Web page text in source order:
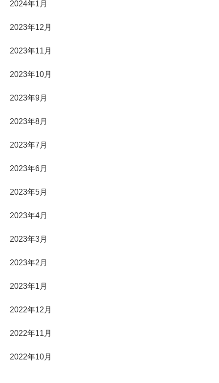
2024年1月
2023年12月
2023年11月
2023年10月
2023年9月
2023年8月
2023年7月
2023年6月
2023年5月
2023年4月
2023年3月
2023年2月
2023年1月
2022年12月
2022年11月
2022年10月